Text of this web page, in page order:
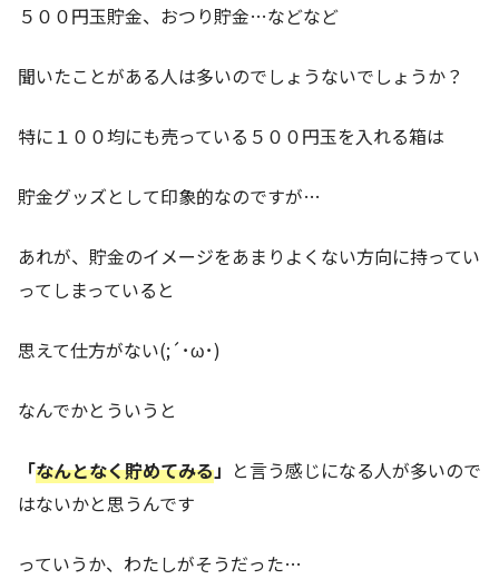
５００円玉貯金、おつり貯金…などなど
聞いたことがある人は多いのでしょうないでしょうか？
特に１００均にも売っている５００円玉を入れる箱は
貯金グッズとして印象的なのですが…
あれが、貯金のイメージをあまりよくない方向に持ってい
ってしまっていると
思えて仕方がない(;´･ω･)
なんでかとういうと
「なんとなく貯めてみる」 と言う感じになる人が多いので
はないかと思うんです
っていうか、わたしがそうだった…